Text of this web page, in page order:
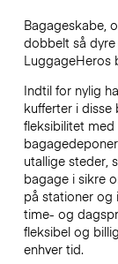
Bagageskabe,
dobbelt så
LuggageHeros
Indtil for nylig
kufferter i
fleksibilitet med
utallige steder,
bagage i sikre
på stationer og
time- og
fleksibel og
enhver tid.